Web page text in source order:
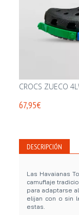
CROCS ZUECO
67,95€
DESCRIPCIÓN
Las Havaianas
camuflaje
para adaptarse
elijan con o sin
estas.